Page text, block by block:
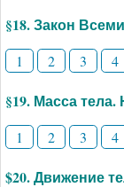
§18. Закон
1 2 3 4
§19. Масса
1 2 3 4
$20. Движение